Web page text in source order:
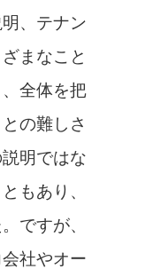
、テナン
まなこと
全体を把
の難しさ
明ではな
もあり、
ですが、
社やオー